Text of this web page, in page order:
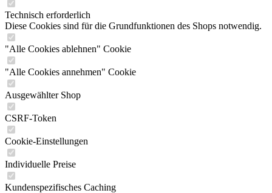
Technisch erforderlich
Diese Cookies sind für die Grundfunktionen des Shops notwendig.
"Alle Cookies ablehnen" Cookie
"Alle Cookies annehmen" Cookie
Ausgewählter Shop
CSRF-Token
Cookie-Einstellungen
Individuelle Preise
Kundenspezifisches Caching